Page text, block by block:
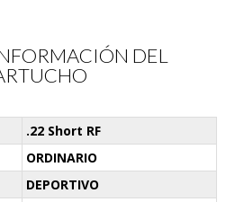
DEL
.22 Short RF
ORDINARIO
DEPORTIVO